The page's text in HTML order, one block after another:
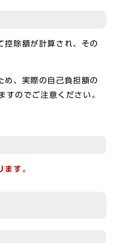
控除額が計算され、その
め、実際の自己負担額の
のでご注意ください。
す。